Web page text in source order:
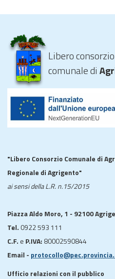
Libero consorzio
comunale di
"Libero Consorzio Comunale di
Regionale di Agrigento"
ai sensi della L.R. n.15/2015
Piazza Aldo Moro, 1 - 92100
Tel. 0922 593 111
C.F. e P.IVA: 80002590844
Email -
Ufficio relazioni con il pubblico